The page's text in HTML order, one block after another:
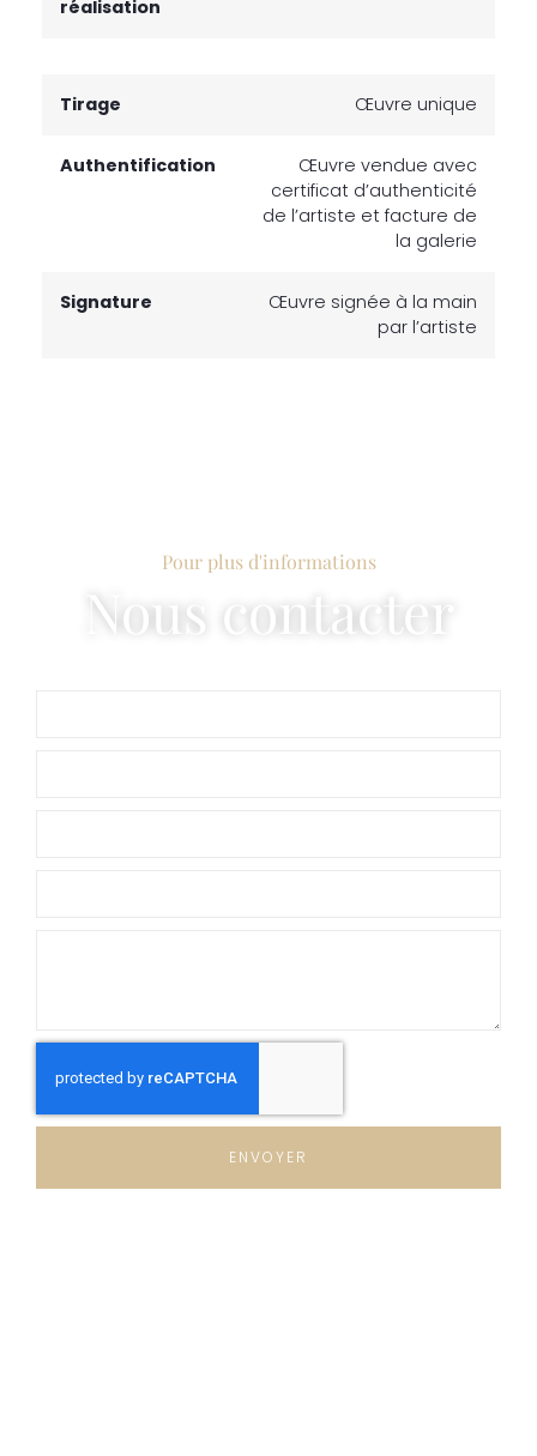
réalisation
Tirage Œuvre unique
Authentification
Œuvre vendue avec
certificat d’authenticité
de l’artiste et facture de
la galerie
Signature
Œuvre signée à la main
par l’artiste
Pour plus d'informations
Nous contacter
ENVOYER